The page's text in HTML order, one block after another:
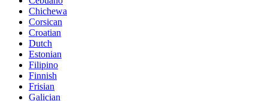
Chichewa
Corsican
Croatian
Dutch
Estonian
Filipino
Finnish
Frisian
Galician